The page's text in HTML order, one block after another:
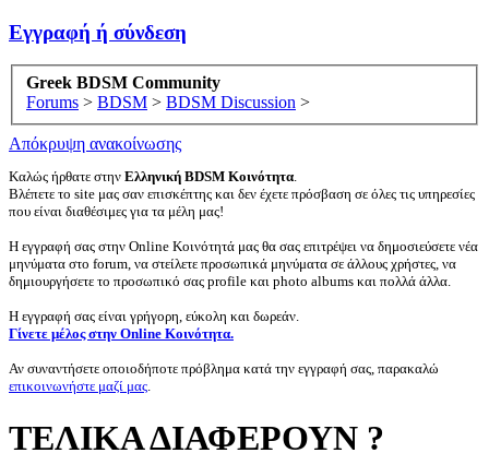
Εγγραφή ή σύνδεση
Greek BDSM Community
Forums > BDSM > BDSM Discussion >
Απόκρυψη ανακοίνωσης
Καλώς ήρθατε στην Ελληνική BDSM Κοινότητα.
Βλέπετε το site μας σαν επισκέπτης και δεν έχετε πρόσβαση σε όλες τις υπηρεσίες
που είναι διαθέσιμες για τα μέλη μας!
Η εγγραφή σας στην Online Κοινότητά μας θα σας επιτρέψει να δημοσιεύσετε νέα
μηνύματα στο forum, να στείλετε προσωπικά μηνύματα σε άλλους χρήστες, να
δημιουργήσετε το προσωπικό σας profile και photo albums και πολλά άλλα.
Η εγγραφή σας είναι γρήγορη, εύκολη και δωρεάν.
Γίνετε μέλος στην Online Κοινότητα.
Αν συναντήσετε οποιοδήποτε πρόβλημα κατά την εγγραφή σας, παρακαλώ
επικοινωνήστε μαζί μας.
ΤΕΛΙΚΑ ΔΙΑΦΕΡΟΥΝ ?